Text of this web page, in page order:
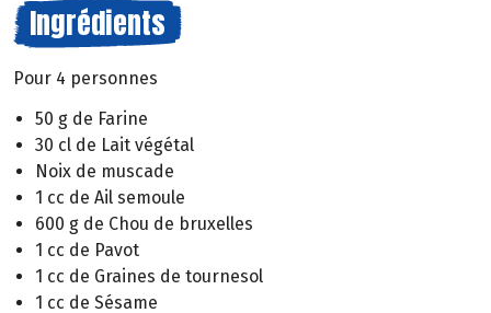
Ingrédients
Pour 4 personnes
50 g de Farine
30 cl de Lait végétal
Noix de muscade
1 cc de Ail semoule
600 g de Chou de bruxelles
1 cc de Pavot
1 cc de Graines de tournesol
1 cc de Sésame